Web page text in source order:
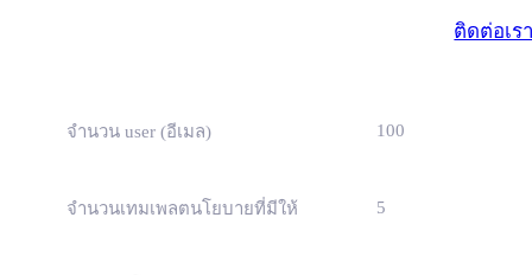
ติดต่อเร
จำนวน user (อีเมล) 100
จำนวนเทมเพลตนโยบายที่มีให้ 5